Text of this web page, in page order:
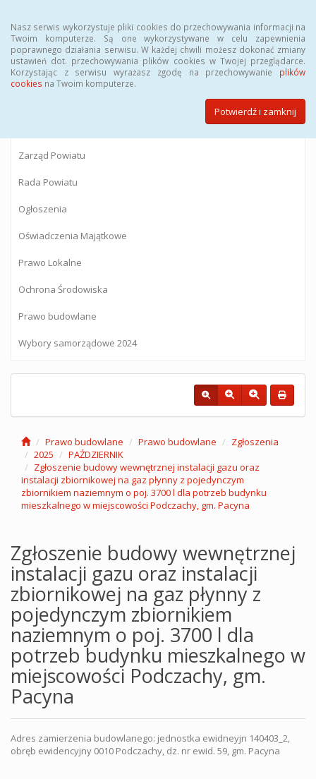
Nasz serwis wykorzystuje pliki cookies do przechowywania informacji na
Twoim komputerze. Są one wykorzystywane w celu zapewnienia
poprawnego działania serwisu. W każdej chwili możesz dokonać zmiany
ustawień dot. przechowywania plików cookies w Twojej przeglądarce.
Korzystając z serwisu wyrażasz zgodę na przechowywanie plików
cookies na Twoim komputerze.
Potwierdź i zamknij
BIULETYN INFORMACJI PUBLICZNEJ
Starostwa Powiatowego w Gostyninie
Zarząd Powiatu
Rada Powiatu
Ogłoszenia
Oświadczenia Majątkowe
Prawo Lokalne
Ochrona Środowiska
Prawo budowlane
Wybory samorządowe 2024
Prawo budowlane Prawo budowlane
Zgłoszenia
2025
PAŹDZIERNIK
Zgłoszenie budowy wewnętrznej instalacji gazu oraz
instalacji zbiornikowej na gaz płynny z pojedynczym
zbiornikiem naziemnym o poj. 3700 l dla potrzeb budynku
mieszkalnego w miejscowości Podczachy, gm. Pacyna
Zgłoszenie budowy wewnętrznej
instalacji gazu oraz instalacji
zbiornikowej na gaz płynny z
pojedynczym zbiornikiem
naziemnym o poj. 3700 l dla
potrzeb budynku mieszkalnego w
miejscowości Podczachy, gm.
Pacyna
Adres zamierzenia budowlanego: jednostka ewidneyjn 140403_2,
obręb ewidencyjny 0010 Podczachy, dz. nr ewid. 59, gm. Pacyna